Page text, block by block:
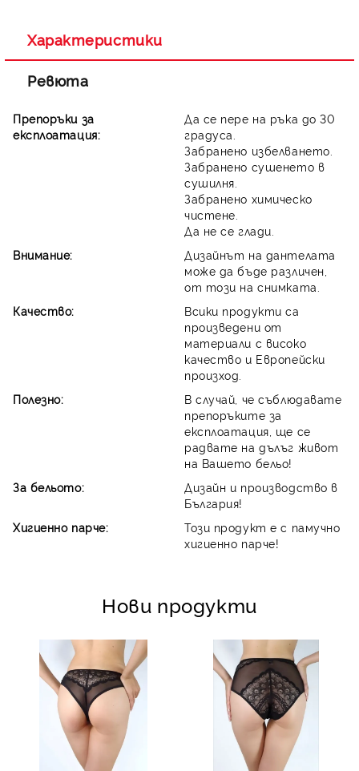
Характеристики
Ревюта
Препоръки за
експлоатация:
Да се пере на ръка до 30
градуса.
Забранено избелването.
Забранено сушенето в
сушилня.
Забранено химическо
чистене.
Да не се глади.
Внимание:
Дизайнът на дантелата
може да бъде различен,
от този на снимката.
Качество:
Всики продукти са
произведени от
материали с високо
качество и Европейски
произход.
Полезно:
В случай, че съблюдавате
препоръките за
експлоатация, ще се
радвате на дълъг живот
на Вашето бельо!
За бельото:
Дизайн и производство в
България!
Хигиенно парче:
Този продукт е с памучно
хигиенно парче!
Нови продукти